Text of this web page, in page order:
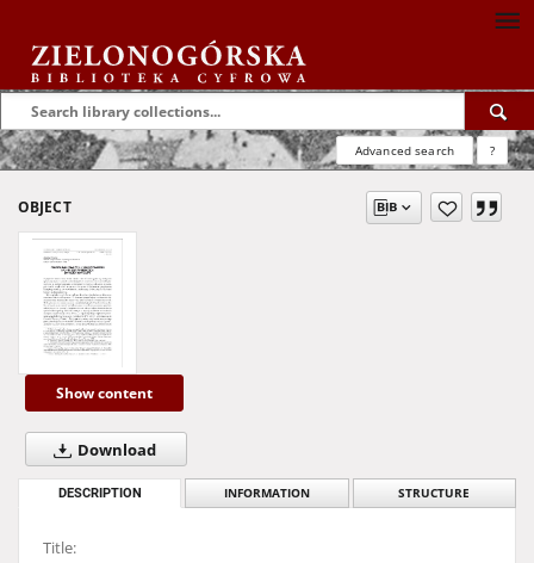
Advanced search ?
OBJECT
Show content
Download
DESCRIPTION INFORMATION STRUCTURE
Title: